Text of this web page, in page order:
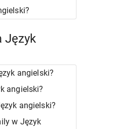
Język
angielski?
angielski?
angielski?
w Język